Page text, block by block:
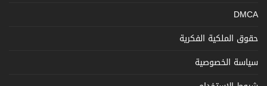
DMCA
حقوق الملكية الفكرية
سياسة الخصوصية